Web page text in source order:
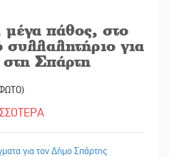
πάθος, στο
συλλαλητήριο για
Σπάρτη